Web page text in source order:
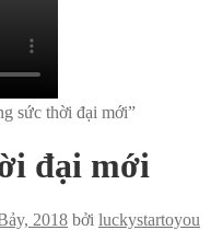
sức thời đại mới”
đại mới
2018 bởi luckystartoyou